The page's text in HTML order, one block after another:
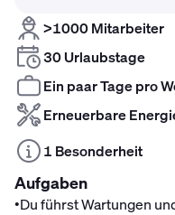
>1000 Mitarbeiter
30 Urlaubstage
Ein paar Tage pro
Erneuerbare
1 Besonderheit
Aufgaben
•Du führst Wartungen